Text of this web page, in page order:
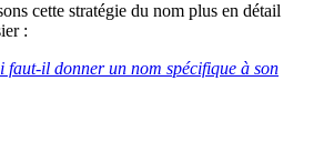
cette stratégie du nom plus en détail
:
faut-il donner un nom spécifique à son